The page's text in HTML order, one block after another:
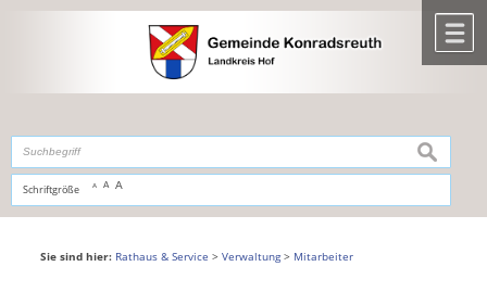
,zur Navigationoderzur Startseitespringen.
Schriftgröße A A A
suchen
Sie sind hier: Rathaus & Service > Verwaltung> Mitarbeiter